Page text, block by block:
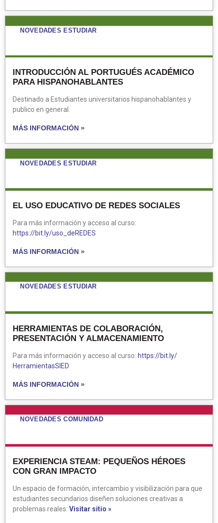
NOVEDADES ESTUDIAR
INTRODUCCIÓN AL PORTUGUÉS ACADÉMICO
PARA HISPANOHABLANTES
Destinado a Estudiantes universitarios hispanohablantes y
publico en general.
MÁS INFORMACIÓN »
NOVEDADES ESTUDIAR
EL USO EDUCATIVO DE REDES SOCIALES
Para más información y acceso al curso:
https://bit.ly/uso_deREDES
MÁS INFORMACIÓN »
NOVEDADES ESTUDIAR
HERRAMIENTAS DE COLABORACIÓN,
PRESENTACIÓN Y ALMACENAMIENTO
Para más información y acceso al curso: https://bit.ly/
HerramientasSIED
MÁS INFORMACIÓN »
NOVEDADES COMUNIDAD
EXPERIENCIA STEAM: PEQUEÑOS HÉROES
CON GRAN IMPACTO
Un espacio de formación, intercambio y visibilización para que
estudiantes secundarios diseñen soluciones creativas a
problemas reales: Visitar sitio »